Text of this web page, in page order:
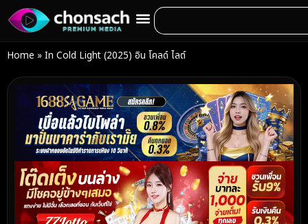
Home » In Cold Light (2025) อิน โคลด์ ไลต์